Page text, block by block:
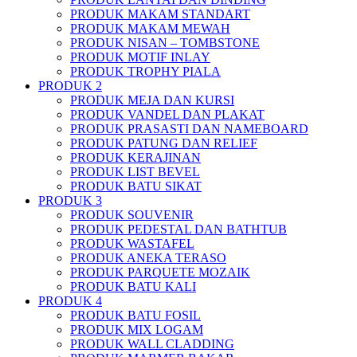
PRODUK MAKAM STANDART
PRODUK MAKAM MEWAH
PRODUK NISAN – TOMBSTONE
PRODUK MOTIF INLAY
PRODUK TROPHY PIALA
PRODUK 2
PRODUK MEJA DAN KURSI
PRODUK VANDEL DAN PLAKAT
PRODUK PRASASTI DAN NAMEBOARD
PRODUK PATUNG DAN RELIEF
PRODUK KERAJINAN
PRODUK LIST BEVEL
PRODUK BATU SIKAT
PRODUK 3
PRODUK SOUVENIR
PRODUK PEDESTAL DAN BATHTUB
PRODUK WASTAFEL
PRODUK ANEKA TERASO
PRODUK PARQUETE MOZAIK
PRODUK BATU KALI
PRODUK 4
PRODUK BATU FOSIL
PRODUK MIX LOGAM
PRODUK WALL CLADDING